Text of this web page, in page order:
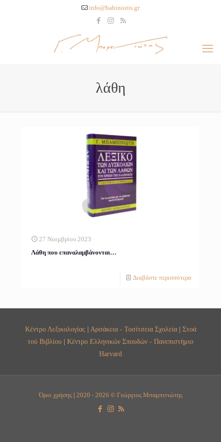
info@babiniotis.gr
λάθη
27 Νοεμβρίου 2023
Λάθη που επαναλαμβάνονται…
Διαβάστε περισσότερα
Κέντρο Λεξικολογίας | Αρσάκεια - Τοσίτσεια Σχολεία| Στοά
τού Βιβλίου | Κέντρο Ελληνικών Σπουδών - Πανεπιστήμιο
Harvard
Όροι χρήσης| 2020 - 2026 © Γεώργιος Μπαμπινιώτης